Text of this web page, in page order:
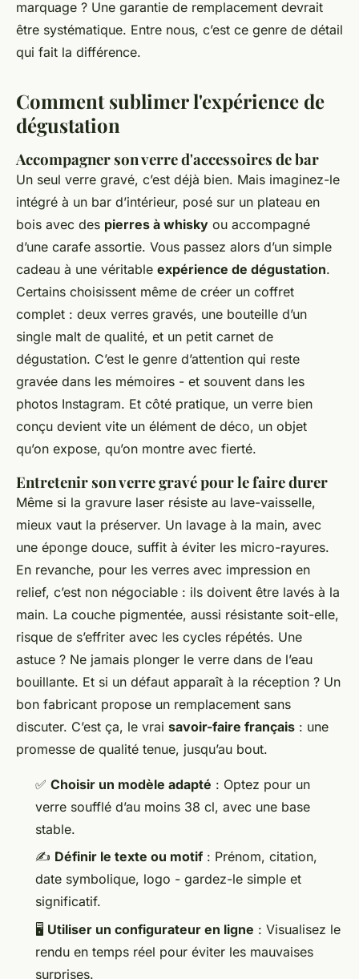
marquage ? Une garantie de remplacement devrait
être systématique. Entre nous, c’est ce genre de détail
qui fait la différence.
Comment sublimer l'expérience de
dégustation
Accompagner son verre d'accessoires de bar
Un seul verre gravé, c’est déjà bien. Mais imaginez-le
intégré à un bar d’intérieur, posé sur un plateau en
bois avec des pierres à whisky ou accompagné
d’une carafe assortie. Vous passez alors d’un simple
cadeau à une véritable expérience de dégustation.
Certains choisissent même de créer un coffret
complet : deux verres gravés, une bouteille d’un
single malt de qualité, et un petit carnet de
dégustation. C’est le genre d’attention qui reste
gravée dans les mémoires - et souvent dans les
photos Instagram. Et côté pratique, un verre bien
conçu devient vite un élément de déco, un objet
qu’on expose, qu’on montre avec fierté.
Entretenir son verre gravé pour le faire durer
Même si la gravure laser résiste au lave-vaisselle,
mieux vaut la préserver. Un lavage à la main, avec
une éponge douce, suffit à éviter les micro-rayures.
En revanche, pour les verres avec impression en
relief, c’est non négociable : ils doivent être lavés à la
main. La couche pigmentée, aussi résistante soit-elle,
risque de s’effriter avec les cycles répétés. Une
astuce ? Ne jamais plonger le verre dans de l’eau
bouillante. Et si un défaut apparaît à la réception ? Un
bon fabricant propose un remplacement sans
discuter. C’est ça, le vrai savoir-faire français : une
promesse de qualité tenue, jusqu’au bout.
✅ Choisir un modèle adapté : Optez pour un
verre soufflé d’au moins 38 cl, avec une base
stable.
✍️ Définir le texte ou motif : Prénom, citation,
date symbolique, logo - gardez-le simple et
significatif.
🖥️ Utiliser un configurateur en ligne : Visualisez le
rendu en temps réel pour éviter les mauvaises
surprises.